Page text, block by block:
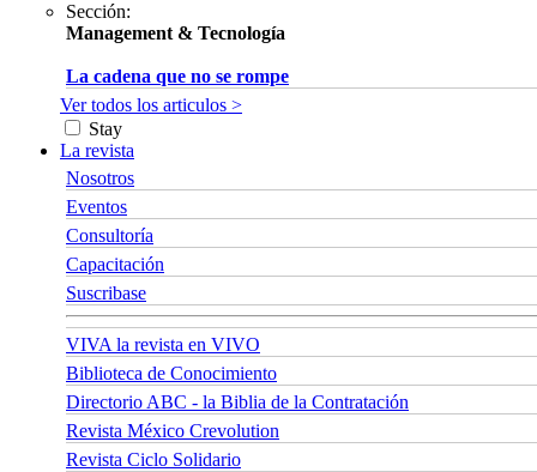
Sección:
Management & Tecnología
La cadena que no se rompe
Ver todos los articulos >
Stay
La revista
Nosotros
Eventos
Consultoría
Capacitación
Suscribase
VIVA la revista en VIVO
Biblioteca de Conocimiento
Directorio ABC - la Biblia de la Contratación
Revista México Crevolution
Revista Ciclo Solidario